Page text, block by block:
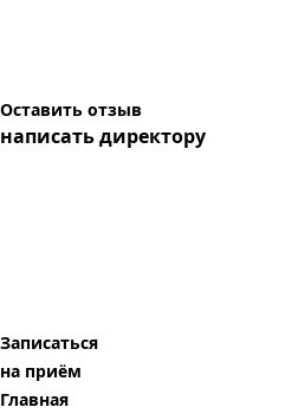
Оставить отзыв
написать директору
Записаться
на приём
Главная